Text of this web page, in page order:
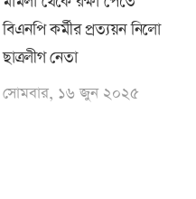
বিএনপি কর্মীর প্রত্যয়ন নিলো
ছাত্রলীগ নেতা
সোমবার, ১৬ জুন ২০২৫